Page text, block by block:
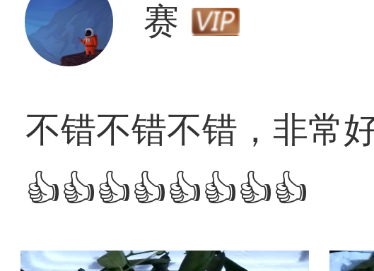
赛
不错不错不错，非常
👍👍👍👍👍👍👍👍